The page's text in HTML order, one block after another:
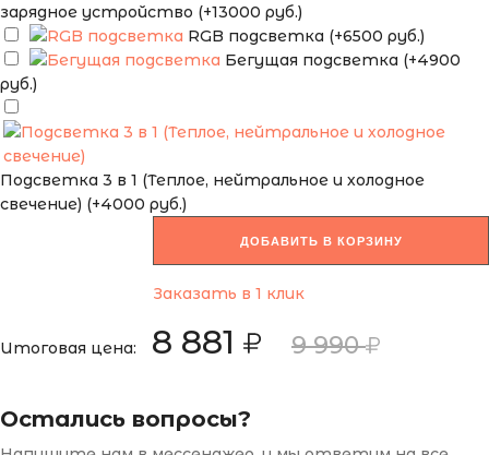
зарядное устройство (+13000 руб.)
RGB подсветка (+6500 руб.)
Бегущая подсветка (+4900
руб.)
Подсветка 3 в 1 (Теплое, нейтральное и холодное
свечение) (+4000 руб.)
ДОБАВИТЬ В КОРЗИНУ
Заказать в 1 клик
Итоговая цена: 8 881 9 990
Остались вопросы?